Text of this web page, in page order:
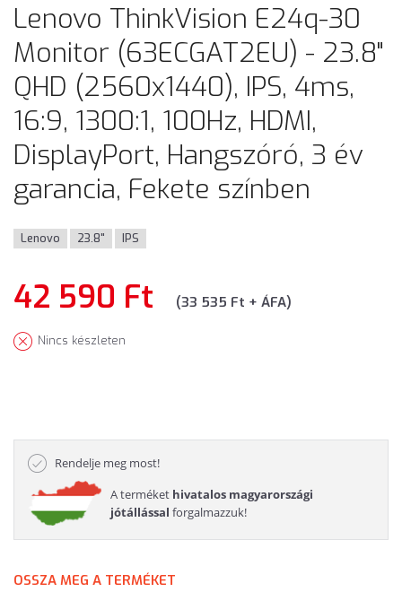
Lenovo ThinkVision E24q-30
Monitor (63ECGAT2EU) - 23.8"
QHD (2560x1440), IPS, 4ms,
16:9, 1300:1, 100Hz, HDMI,
DisplayPort, Hangszóró, 3 év
garancia, Fekete színben
Lenovo 23.8" IPS
42 590 Ft (33 535 Ft + ÁFA)
Nincs készleten
Rendelje meg most!
A terméket hivatalos magyarországi
jótállással forgalmazzuk!
OSSZA MEG A TERMÉKET